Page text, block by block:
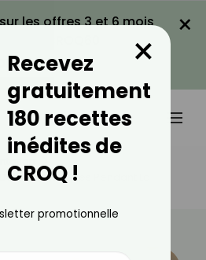
les offres 3 et 6 mois
LA PROMO
×
Saint-Jacques Pendant La
Recevez
gratuitement
180 recettes
inédites de
CROQ !
×
promotionnelle